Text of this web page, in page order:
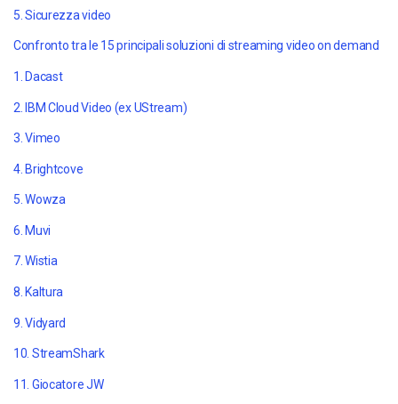
5. Sicurezza video
Confronto tra le 15 principali soluzioni di streaming video on demand
1. Dacast
2. IBM Cloud Video (ex UStream)
3. Vimeo
4. Brightcove
5. Wowza
6. Muvi
7. Wistia
8. Kaltura
9. Vidyard
10. StreamShark
11. Giocatore JW